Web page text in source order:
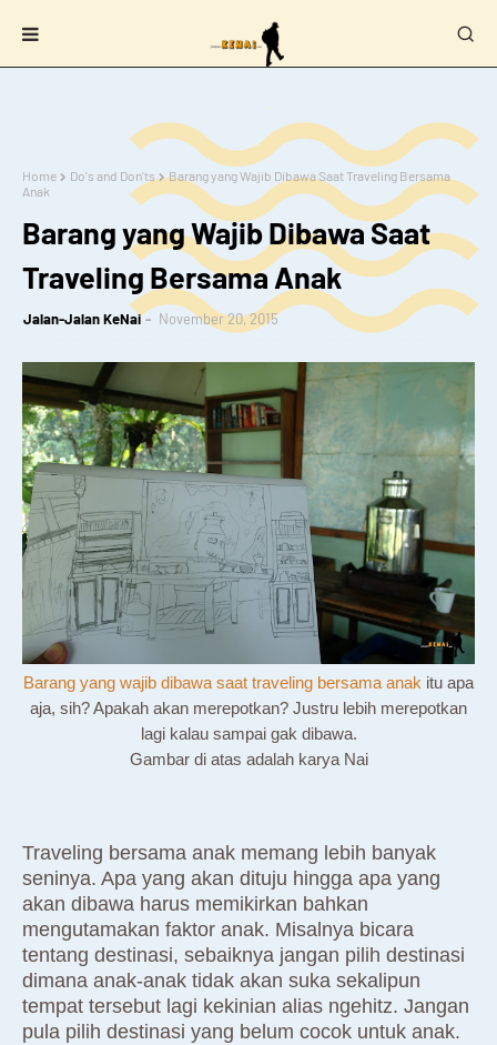
Home Do's and Don'ts
Barang yang Wajib Dibawa Saat Traveling Bersama
Anak
Barang yang Wajib Dibawa Saat
Traveling Bersama Anak
Jalan-Jalan KeNai November 20, 2015
Barang yang wajib dibawa saat traveling bersama anak itu apa
aja, sih? Apakah akan merepotkan? Justru lebih merepotkan
lagi kalau sampai gak dibawa.
Gambar di atas adalah karya Nai
Traveling bersama anak memang lebih banyak
seninya. Apa yang akan dituju hingga apa yang
akan dibawa harus memikirkan bahkan
mengutamakan faktor anak. Misalnya bicara
tentang destinasi, sebaiknya jangan pilih destinasi
dimana anak-anak tidak akan suka sekalipun
tempat tersebut lagi kekinian alias ngehitz. Jangan
pula pilih destinasi yang belum cocok untuk anak.